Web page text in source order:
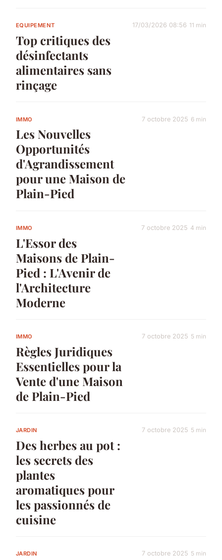
EQUIPEMENT
Top critiques des
désinfectants
alimentaires sans
rinçage
17/03/2026 08:56 11 min
IMMO
Les Nouvelles
Opportunités
d'Agrandissement
pour une Maison de
Plain-Pied
7 octobre 2025 6 min
IMMO
L'Essor des
Maisons de Plain-
Pied : L'Avenir de
l'Architecture
Moderne
7 octobre 2025 4 min
IMMO
Règles Juridiques
Essentielles pour la
Vente d'une Maison
de Plain-Pied
7 octobre 2025 5 min
JARDIN
Des herbes au pot :
les secrets des
plantes
aromatiques pour
les passionnés de
cuisine
7 octobre 2025 5 min
JARDIN 7 octobre 2025 5 min